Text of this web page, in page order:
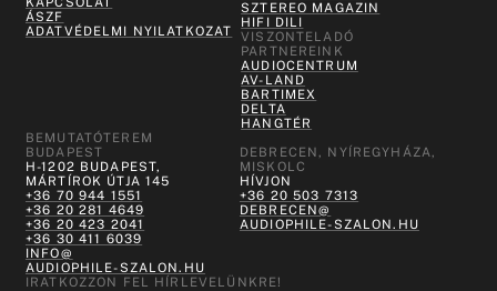
ÁSZF
ADATVÉDELMI NYILATKOZAT
SZTEREO MAGAZIN
HIFI DILI
VISZONTELADÓ
PARTNEREINK
AUDIOCENTRUM
AV-LAND
BARTIMEX
DELTA
HANGTÉR
BEMUTATÓTEREM
BUDAPEST
H-1202 BUDAPEST,
MÁRTÍROK ÚTJA 145
+36 70 944 1551
+36 20 281 4649
+36 20 423 2041
+36 30 411 6039
INFO@
AUDIOPHILE-SZALON.HU
DEBRECEN, NYÍREGYHÁZA,
MISKOLC
HÍVJON
+36 20 503 7313
DEBRECEN@
AUDIOPHILE-SZALON.HU
IRATKOZZON FEL HÍRLEVELÜNKRE!